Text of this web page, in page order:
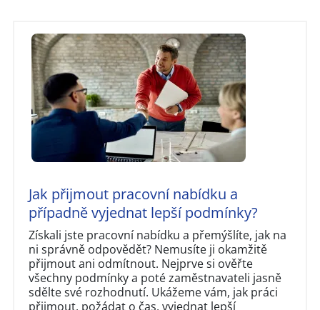
Jak přijmout pracovní nabídku a
případně vyjednat lepší podmínky?
Získali jste pracovní nabídku a přemýšlíte, jak na
ni správně odpovědět? Nemusíte ji okamžitě
přijmout ani odmítnout. Nejprve si ověřte
všechny podmínky a poté zaměstnavateli jasně
sdělte své rozhodnutí. Ukážeme vám, jak práci
přijmout, požádat o čas, vyjednat lepší